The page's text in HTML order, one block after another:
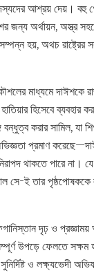
আশ্রয় দেয়। বহু
জন্য অর্থায়ন, অস্ত্র
হয়, অথচ রাষ্ট্রের
মাধ্যমে দাঈশকে
হিসেবে ব্যবহার
করার সামিল, যা
প্রমাণ
থাকতে পারে না।
সে-ই তার
দৃঢ় ও
উপড়ে ফেলতে সক্ষম
ও লক্ষ্যভেদী